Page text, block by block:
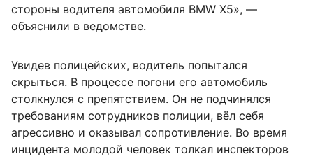
стороны водителя автомобиля BMW X5», —
объяснили в ведомстве.
Увидев полицейских, водитель попытался
скрыться. В процессе погони его автомобиль
столкнулся с препятствием. Он не подчинялся
требованиям сотрудников полиции, вёл себя
агрессивно и оказывал сопротивление. Во время
инцидента молодой человек толкал инспекторов